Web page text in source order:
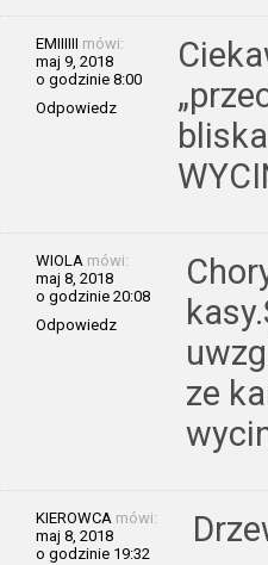
EMIIIIII mówi:
maj 9, 2018
o godzinie 8:00
Odpowiedz
WIOLA mówi:
maj 8, 2018
o godzinie 20:08
Odpowiedz
ze
KIEROWCA mówi:
maj 8, 2018
o godzinie 19:32